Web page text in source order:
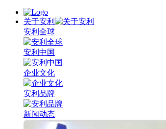
关于安利
安利全球
安利中国
企业文化
安利品牌
新闻动态